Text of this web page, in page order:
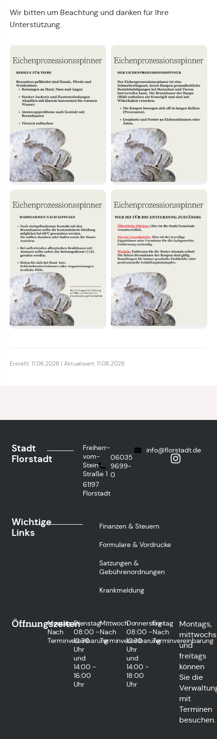
Wir bitten um Beachtung und danken für Ihre
Unterstützung.
Erstellt: 11.06.2026 | Aktualisiert: 11.06.2026
Stadt
Florstadt
Freiherr-
vom-
Stein-
Straße 1
61197
Florstadt
06035
9699-
0
info@florstadt.de
Wichtige
Links
Finanzen & Steuern
Formulare & Vordrucke
Satzungen &
Gebührenordnungen
Krankmeldung
Öffnungszeiten
Montag
Nach
Terminvereinbarung
Dienstag
08:00 -
12:30
Uhr
und
14:00 -
16:00
Uhr
Mittwoch
Nach
Terminvereinbarung
Donnerstag
08:00 -
12:30
Uhr
und
14:00 -
18:00
Uhr
Freitag
Nach
Terminvereinbarung
Montags,
mittwochs
und
freitags
können
Sie die
mit
Terminen
besuchen.